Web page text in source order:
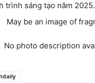
trình sáng tạo năm 2025.